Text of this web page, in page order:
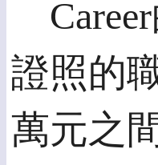
證照的
萬元之